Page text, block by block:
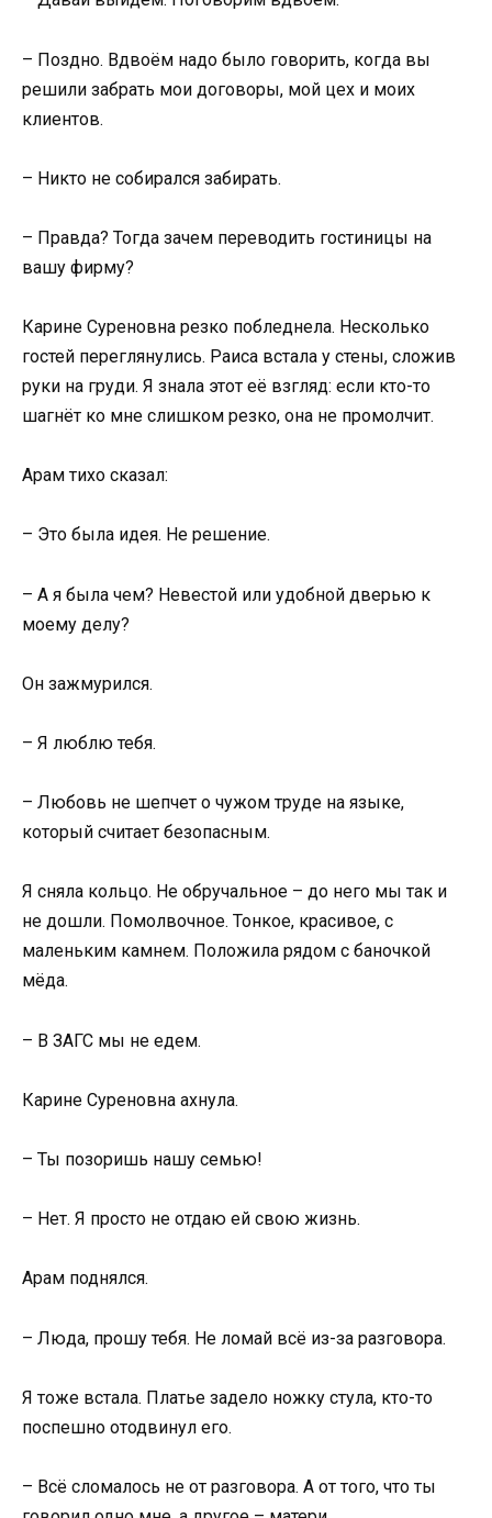
– Поздно. Вдвоём надо было говорить, когда вы
решили забрать мои договоры, мой цех и моих
клиентов.
– Никто не собирался забирать.
– Правда? Тогда зачем переводить гостиницы на
вашу фирму?
Карине Суреновна резко побледнела. Несколько
гостей переглянулись. Раиса встала у стены, сложив
руки на груди. Я знала этот её взгляд: если кто-то
шагнёт ко мне слишком резко, она не промолчит.
Арам тихо сказал:
– Это была идея. Не решение.
– А я была чем? Невестой или удобной дверью к
моему делу?
Он зажмурился.
– Я люблю тебя.
– Любовь не шепчет о чужом труде на языке,
который считает безопасным.
Я сняла кольцо. Не обручальное – до него мы так и
не дошли. Помолвочное. Тонкое, красивое, с
маленьким камнем. Положила рядом с баночкой
мёда.
– В ЗАГС мы не едем.
Карине Суреновна ахнула.
– Ты позоришь нашу семью!
– Нет. Я просто не отдаю ей свою жизнь.
Арам поднялся.
– Люда, прошу тебя. Не ломай всё из-за разговора.
Я тоже встала. Платье задело ножку стула, кто-то
поспешно отодвинул его.
– Всё сломалось не от разговора. А от того, что ты